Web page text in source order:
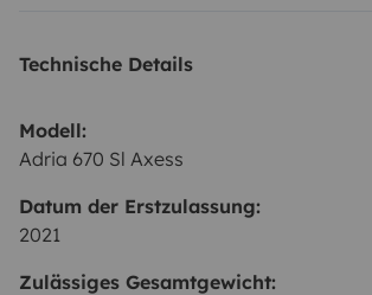
Technische Details
Modell:
Adria 670 Sl Axess
Datum der Erstzulassung:
2021
Zulässiges Gesamtgewicht: